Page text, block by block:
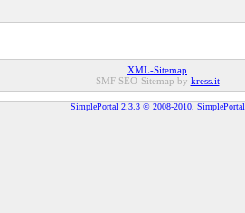
XML-Sitemap
SMF SEO-Sitemap by kress.it
SimplePortal 2.3.3 © 2008-2010, SimplePortal